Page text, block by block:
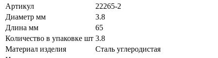
Артикул
22265-2
Диаметр мм
3.8
Длина мм
65
Количество в упаковке шт 3.8
Материал изделия
Сталь углеродистая